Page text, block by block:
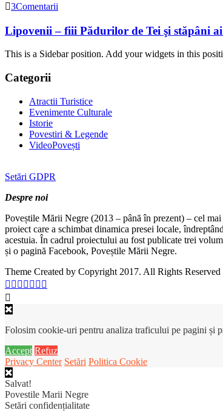
3Comentarii
Lipovenii – fiii Pădurilor de Tei şi stăpâni
This is a Sidebar position. Add your widgets in this
Categorii
Atractii Turistice
Evenimente Culturale
Istorie
Povestiri & Legende
VideoPovești
Setări GDPR
Despre noi
Poveștile Mării Negre (2013 – până în prezent) – cel
proiect care a schimbat dinamica presei locale,
acestuia. În cadrul proiectului au fost publicate trei
și o pagină Facebook, Poveștile Mării Negre.
Theme Created by Copyright 2017. All Rights Reserved
Folosim cookie-uri pentru analiza traficului pe pagini și
Accept Refuz
Privacy Center Setări Politica Cookie
Salvat!
Povestile Marii Negre
Setări confidențialitate